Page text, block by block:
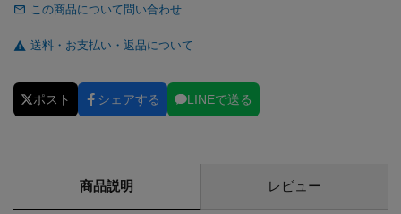
この商品について問い合わせ
送料・お支払い・返品について
ポスト シェアする LINEで送る
商品説明 レビュー